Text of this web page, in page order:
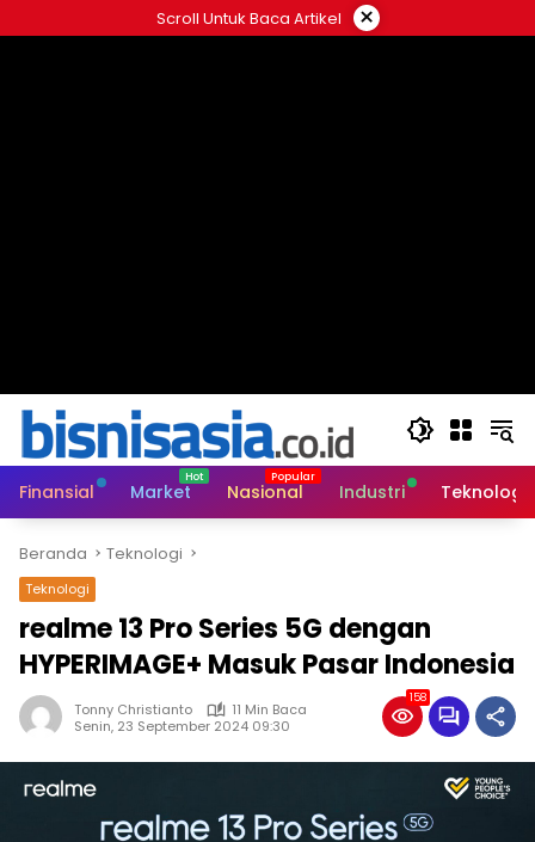
ke
Scroll Untuk Baca Artikel ×
Finansial Market Nasional Industri Teknologi
Beranda Teknologi
Teknologi
realme 13 Pro Series 5G dengan
HYPERIMAGE+ Masuk Pasar Indonesia
Tonny Christianto
11 Min Baca
Senin, 23 September 2024 09:30
158